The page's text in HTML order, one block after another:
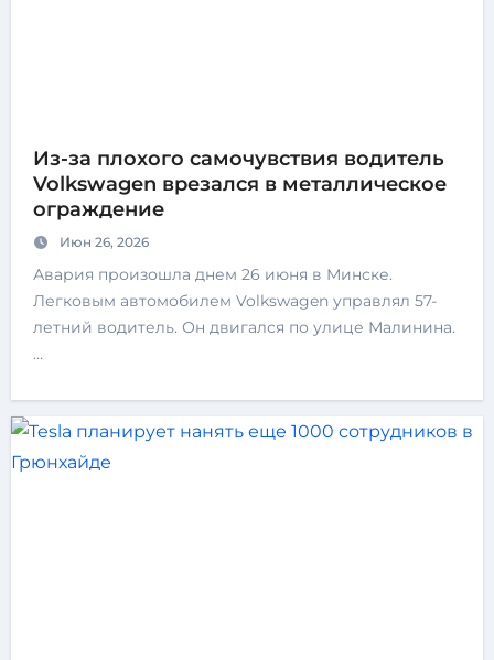
Из-за плохого самочувствия водитель
Volkswagen врезался в металлическое
ограждение
Июн 26, 2026
Авария произошла днем 26 июня в Минске.
Легковым автомобилем Volkswagen управлял 57-
летний водитель. Он двигался по улице Малинина.
…